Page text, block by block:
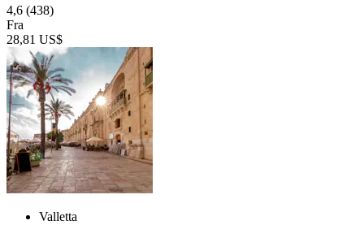
4,6 (438)
Fra
28,81 US$
Valletta